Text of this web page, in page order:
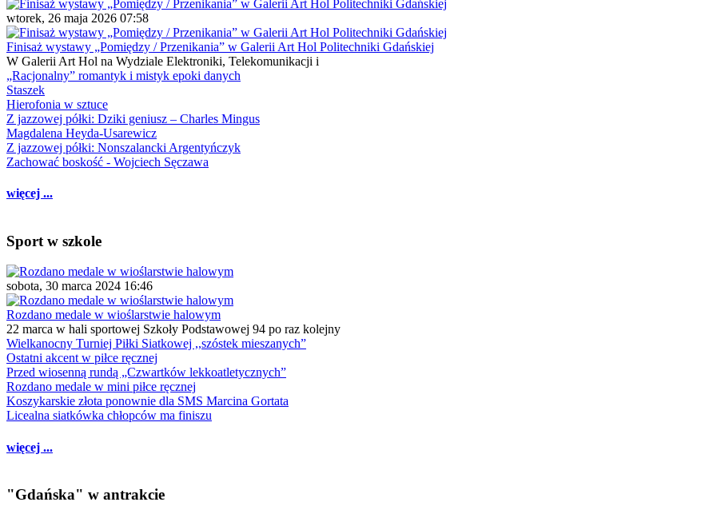
wtorek, 26 maja 2026 07:58
Finisaż wystawy „Pomiędzy / Przenikania” w Galerii Art Hol Politechniki Gdańskiej
W Galerii Art Hol na Wydziale Elektroniki, Telekomunikacji i
„Racjonalny” romantyk i mistyk epoki danych
Staszek
Hierofonia w sztuce
Z jazzowej półki: Dziki geniusz – Charles Mingus
Magdalena Heyda-Usarewicz
Z jazzowej półki: Nonszalancki Argentyńczyk
Zachować boskość - Wojciech Sęczawa
więcej ...
Sport w szkole
sobota, 30 marca 2024 16:46
Rozdano medale w wioślarstwie halowym
22 marca w hali sportowej Szkoły Podstawowej 94 po raz kolejny
Wielkanocny Turniej Piłki Siatkowej ,,szóstek mieszanych”
Ostatni akcent w piłce ręcznej
Przed wiosenną rundą „Czwartków lekkoatletycznych”
Rozdano medale w mini piłce ręcznej
Koszykarskie złota ponownie dla SMS Marcina Gortata
Licealna siatkówka chłopców ma finiszu
więcej ...
"Gdańska" w antrakcie